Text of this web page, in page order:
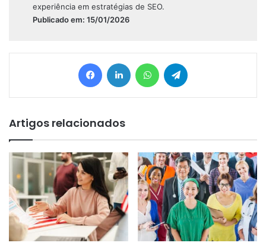
experiência em estratégias de SEO.
Publicado em: 15/01/2026
FacebookLinkedin WhatsApp
Artigos relacionados